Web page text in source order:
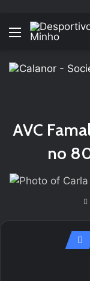
Menu
AVC
no